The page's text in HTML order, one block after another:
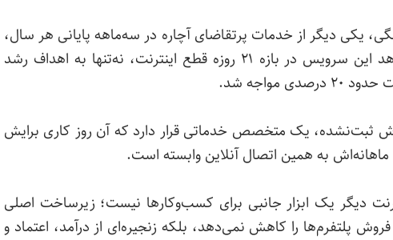
یکی دیگر از خدمات پرتقاضای آچاره در سه‌ماهه پایانی هر سال،
ه‌ها نشان می‌دهد این سرویس در بازه ۲۱ روزه قطع اینترنت، نه‌تنها به اهداف رشد
ثبت‌نشده، یک متخصص خدماتی قرار دارد که آن روز کاری برایش
به همین اتصال آنلاین وابسته است.
که اینترنت دیگر یک ابزار جانبی برای کسب‌وکارها نیست؛ زیرساخت اصلی
پلتفرم‌ها را کاهش نمی‌دهد، بلکه زنجیره‌ای از درآمد، اعتماد و